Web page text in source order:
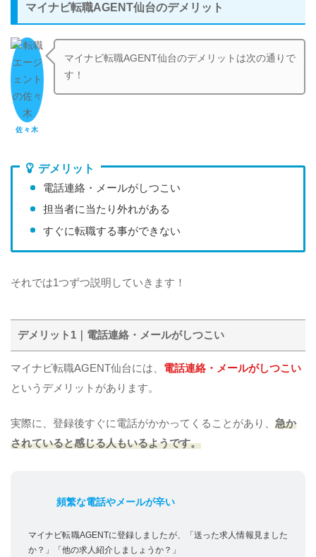
マイナビ転職AGENT仙台のデメリット
佐々木
マイナビ転職AGENT仙台のデメリットは次の通りで
す！
デメリット
電話連絡・メールがしつこい
担当者に当たり外れがある
すぐに転職する事ができない
それでは1つずつ説明していきます！
デメリット1｜電話連絡・メールがしつこい
マイナビ転職AGENT仙台には、 電話連絡・メールがしつこい
というデメリットがあります。
実際に、登録後すぐに電話がかかってくることがあり、 急か
されていると感じる人もいるようです。
頻繁な電話やメールが辛い
マイナビ転職AGENTに登録しましたが、「送った求人情報見ました
か？」「他の求人紹介しましょうか？」